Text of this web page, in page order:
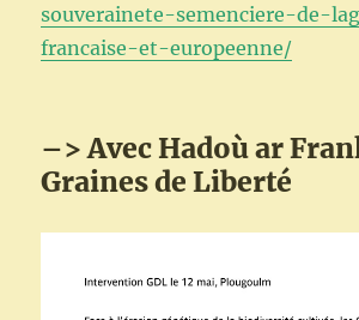
souverainete-semenciere-de-
francaise-et-europeenne/
–> Avec Hadoù ar
Graines de Liberté